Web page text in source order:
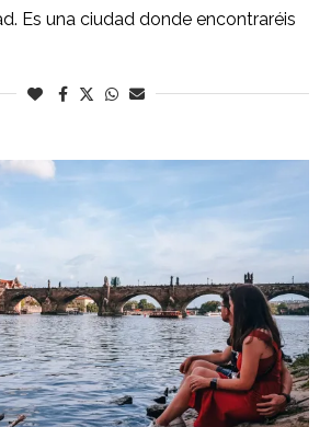
Es una ciudad donde encontraréis